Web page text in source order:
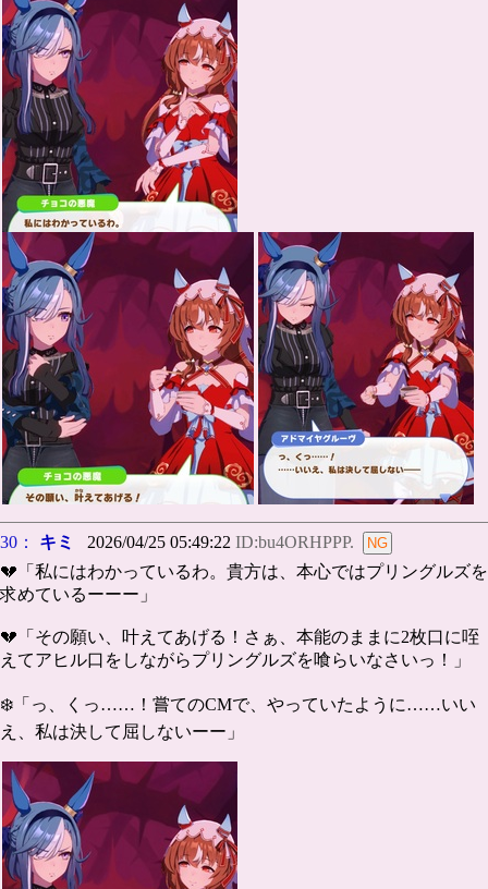
30： キミ 2026/04/25 05:49:22 ID:bu4ORHPPP.
💔「私にはわかっているわ。貴方は、本心ではプリングルズを
求めているーーー」
💔「その願い、叶えてあげる！さぁ、本能のままに2枚口に咥
えてアヒル口をしながらプリングルズを喰らいなさいっ！」
❄️「っ、くっ……！嘗てのCMで、やっていたように……いい
え、私は決して屈しないーー」